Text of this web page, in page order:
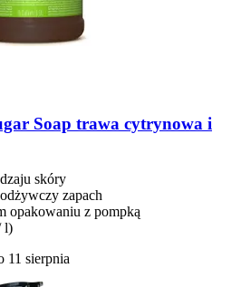
Soap trawa cytrynowa i
skóry
zapach
opakowaniu z pompką
l)
11 sierpnia